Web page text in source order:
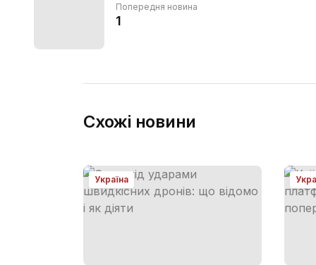
Попередня новина
1
Схожі новини
Україна